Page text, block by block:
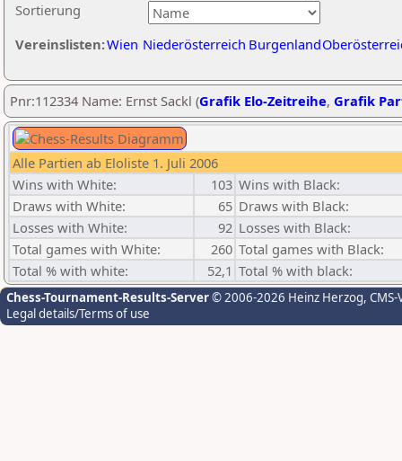
Sortierung
Vereinslisten:Wien Niederösterreich Burgenland
Pnr:112334 Name: Ernst Sackl (Grafik Elo-Zeitreihe, Grafik
Alle Partien ab Eloliste 1. Juli 2006
Wins with White:
103 Wins with Black:
Draws with White:
65 Draws with Black:
Losses with White:
92 Losses with Black:
Total games with White:
260 Total games with Black:
Total % with white:
52,1 Total % with black:
Chess-Tournament-Results-Server© 2006-2026 Heinz Herzog,
Legal details/Terms of use